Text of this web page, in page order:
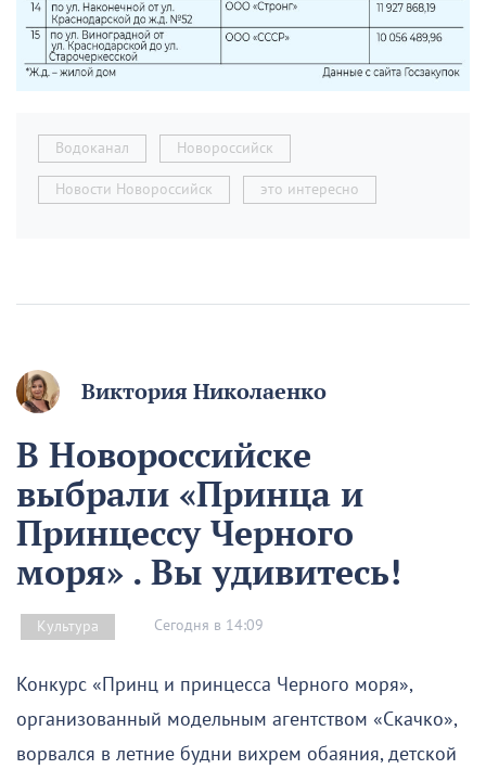
Водоканал Новороссийск
Новости Новороссийск это интересно
Виктория Николаенко
В Новороссийске
выбрали «Принца и
Принцессу Черного
моря» . Вы удивитесь!
Культура Сегодня в 14:09
Конкурс «Принц и принцесса Черного моря»,
организованный модельным агентством «Скачко»,
ворвался в летние будни вихрем обаяния, детской